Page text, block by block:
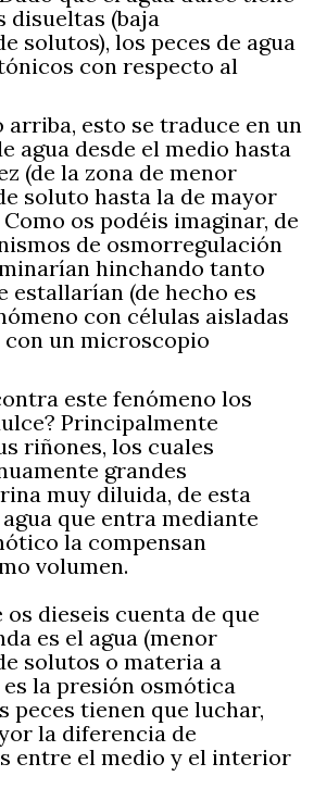
disueltas (baja
solutos), los peces de agua
con respecto al
esto se traduce en un
agua desde el medio hasta
(de la zona de menor
soluto hasta la de mayor
os podéis imaginar, de
de osmorregulación
hinchando tanto
estallarían (de hecho es
con células aisladas
con un microscopio
este fenómeno los
Principalmente
riñones, los cuales
grandes
muy diluida, de esta
que entra mediante
la compensan
volumen.
dieseis cuenta de que
es el agua (menor
solutos o materia a
la presión osmótica
peces tienen que luchar,
la diferencia de
entre el medio y el interior